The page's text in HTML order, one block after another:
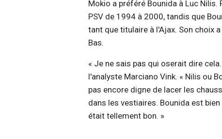
Mokio a préféré Bounida à Luc
PSV de 1994 à 2000, tandis que
tant que titulaire à l'Ajax. Son choix
Bas.
« Je ne sais pas qui oserait dire
l'analyste Marciano Vink. « Nilis ou
pas encore digne de lacer les
dans les vestiaires. Bounida est
était tellement bon. »